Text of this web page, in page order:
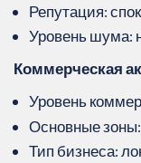
Репутация:
Уровень шума:
Коммерческая
Уровень
Основные
Тип бизнеса: